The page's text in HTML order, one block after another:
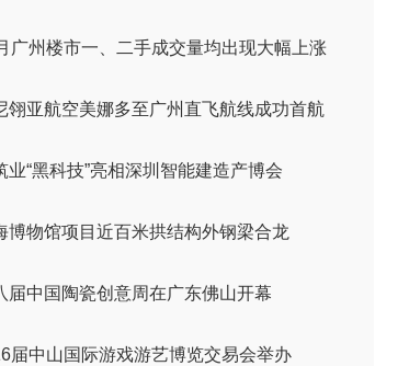
广州楼市一、二手成交量均出现大幅上涨
翎亚航空美娜多至广州直飞航线成功首航
业“黑科技”亮相深圳智能建造产博会
博物馆项目近百米拱结构外钢梁合龙
届中国陶瓷创意周在广东佛山开幕
届中山国际游戏游艺博览交易会举办